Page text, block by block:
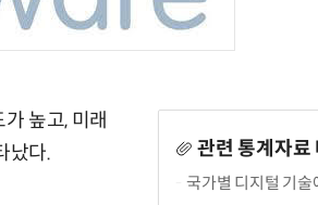
관련 통계자료
국가별 디지털 기술
높고, 미래
났다.